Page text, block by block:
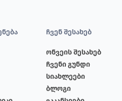
ჩვენ შესახებ
ონვეის შესახებ
ჩვენი გუნდი
სიახლეები
ბლოგი